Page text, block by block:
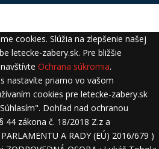
cookies. Slúžia na zlepšenie našej
letecke-zabery.sk. Pre bližšie
Ochrana súkromia.
nastavíte priamo vo vašom
cookies pre letecke-zabery.sk
Dohľad nad ochranou
44 zákona č. 18/2018 Z.z a
A RADY (EÚ) 2016/679 )